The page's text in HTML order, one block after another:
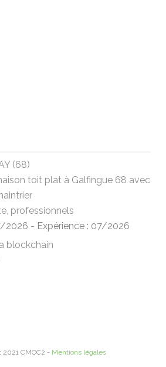
(68)
toit plat à Galfingue 68 avec
professionnels
2026 - Expérience : 07/2026
blockchain
CMOC2 - Mentions légales